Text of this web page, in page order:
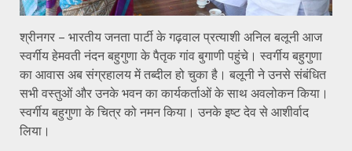
श्रीनगर – भारतीय जनता पार्टी के गढ़वाल प्रत्याशी अनिल बलूनी आज
स्वर्गीय हेमवती नंदन बहुगुणा के पैतृक गांव बुगाणी पहुंचे। स्वर्गीय बहुगुणा
का आवास अब संग्रहालय में तब्दील हो चुका है। बलूनी ने उनसे संबंधित
सभी वस्तुओं और उनके भवन का कार्यकर्ताओं के साथ अवलोकन किया।
स्वर्गीय बहुगुणा के चित्र को नमन किया। उनके इष्ट देव से आशीर्वाद
लिया।